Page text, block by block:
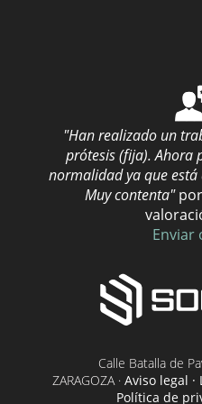
Prótesis dental en
Prótesis dental en
Prótesis dental en
Prótesis dental en
Prótesis dental en
Prótesis dental en
Prótesis dental en
Prótesis dentales
Prótesis dentales
Prótesis fija de
Prótesis fijas de
"Han realizado un
prótesis (fija). Ahora
normalidad ya que
Muy contenta" por
Enviar
Calle Batalla de
ZARAGOZA · Aviso legal ·
Política de